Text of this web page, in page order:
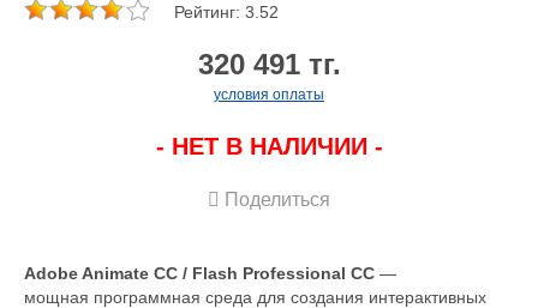
Рейтинг: 3.52
320 491 тг.
условия оплаты
- НЕТ В НАЛИЧИИ -
Поделиться
Adobe Animate CC / Flash Professional CC —
мощная программная среда для создания интерактивных